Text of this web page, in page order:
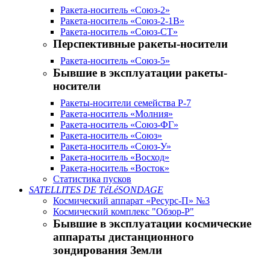
Ракета-носитель «Союз-2»
Ракета-носитель «Союз-2-1В»
Ракета-носитель «Союз-СТ»
Перспективные ракеты-носители
Ракета-носитель «Союз-5»
Бывшие в эксплуатации ракеты-
носители
Ракеты-носители семейства Р-7
Ракета-носитель «Молния»
Ракета-носитель «Союз-ФГ»
Ракета-носитель «Союз»
Ракета-носитель «Союз-У»
Ракета-носитель «Восход»
Ракета-носитель «Восток»
Статистика пусков
SATELLITES DE TéLéSONDAGE
Космический аппарат «Ресурс-П» №3
Космический комплекс "Обзор-Р"
Бывшие в эксплуатации космические
аппараты дистанционного
зондирования Земли